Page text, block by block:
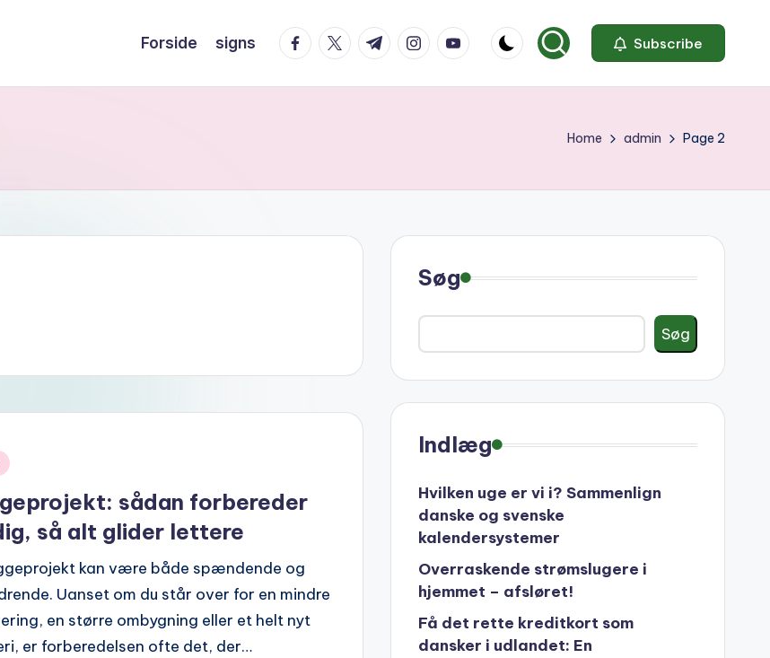
Forside signs facebook.com
twitter.com
t.me instagram.com
youtube.com Subscribe
Home admin Page 2
sådan forbereder
så alt glider lettere
kan være både spændende og
Uanset om du står over for en mindre
en større ombygning eller et helt nyt
er forberedelsen ofte det, der…
Søg
Søg
Indlæg
Hvilken uge er vi i? Sammenlign
danske og svenske
kalendersystemer
Overraskende strømslugere i
hjemmet – afsløret!
Få det rette kreditkort som
dansker i udlandet: En